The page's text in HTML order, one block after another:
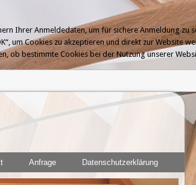
Ihrer Anmeldedaten, um für sichere Anmeldung zu
um Cookies zu akzeptieren und direkt zur Website
ob bestimmte Cookies bei der Nutzung unserer
Anfrage Datenschutzerklärung